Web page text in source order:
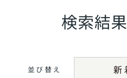
検索結果
並び替え